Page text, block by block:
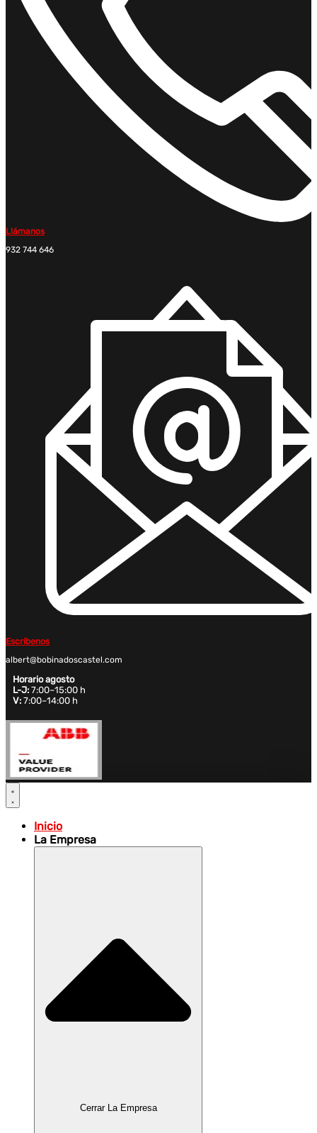
Llámanos
932 744 646
Escríbenos
albert@bobinadoscastel.com
Horario agosto
L-J: 7:00–15:00 h
V: 7:00–14:00 h
Inicio
La Empresa
Cerrar La Empresa